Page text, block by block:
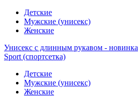
Детские
Мужские (унисекс)
Женские
Унисекс с длинным рукавом - новинка
Sport (спортсетка)
Детские
Мужские (унисекс)
Женские